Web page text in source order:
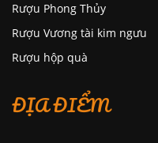
Rượu Phong Thủy
Rượu Vương tài kim ngưu
Rượu hộp quà
ĐỊA ĐIỂM